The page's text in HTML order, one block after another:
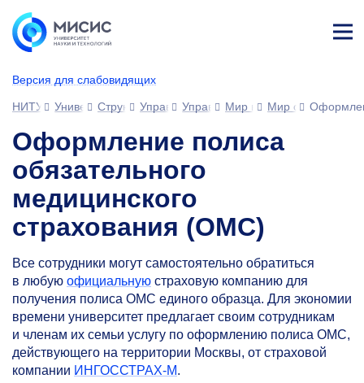
Версия для слабовидящих
ине
НИТУ МИСИСУниверситетСтруктура университета
УправленияУправление развития
Мир возможностей
Мир сотрудника
Оформление полиса
обязательного
медицинского
страхования (ОМС)
Все сотрудники могут самостоятельно обратиться
в любую официальную страховую компанию для
получения полиса ОМС единого образца. Для экономии
времени университет предлагает своим сотрудникам
и членам их семьи услугу по оформлению полиса ОМС,
действующего на территории Москвы, от страховой
компании ИНГОССТРАХ-М.